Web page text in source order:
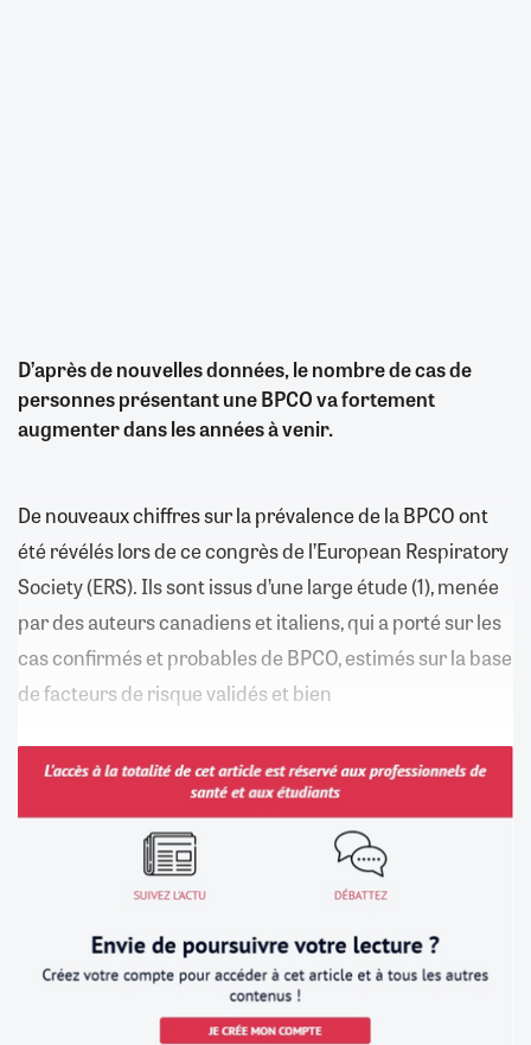
D’après de nouvelles données, le nombre de cas de
personnes présentant une BPCO va fortement
augmenter dans les années à venir.
De nouveaux chiffres sur la prévalence de la BPCO ont
été révélés lors de ce congrès de l’European Respiratory
Society (ERS). Ils sont issus d’une large étude (1), menée
par des auteurs canadiens et italiens, qui a porté sur les
cas confirmés et probables de BPCO, estimés sur la base
de facteurs de risque validés et bien